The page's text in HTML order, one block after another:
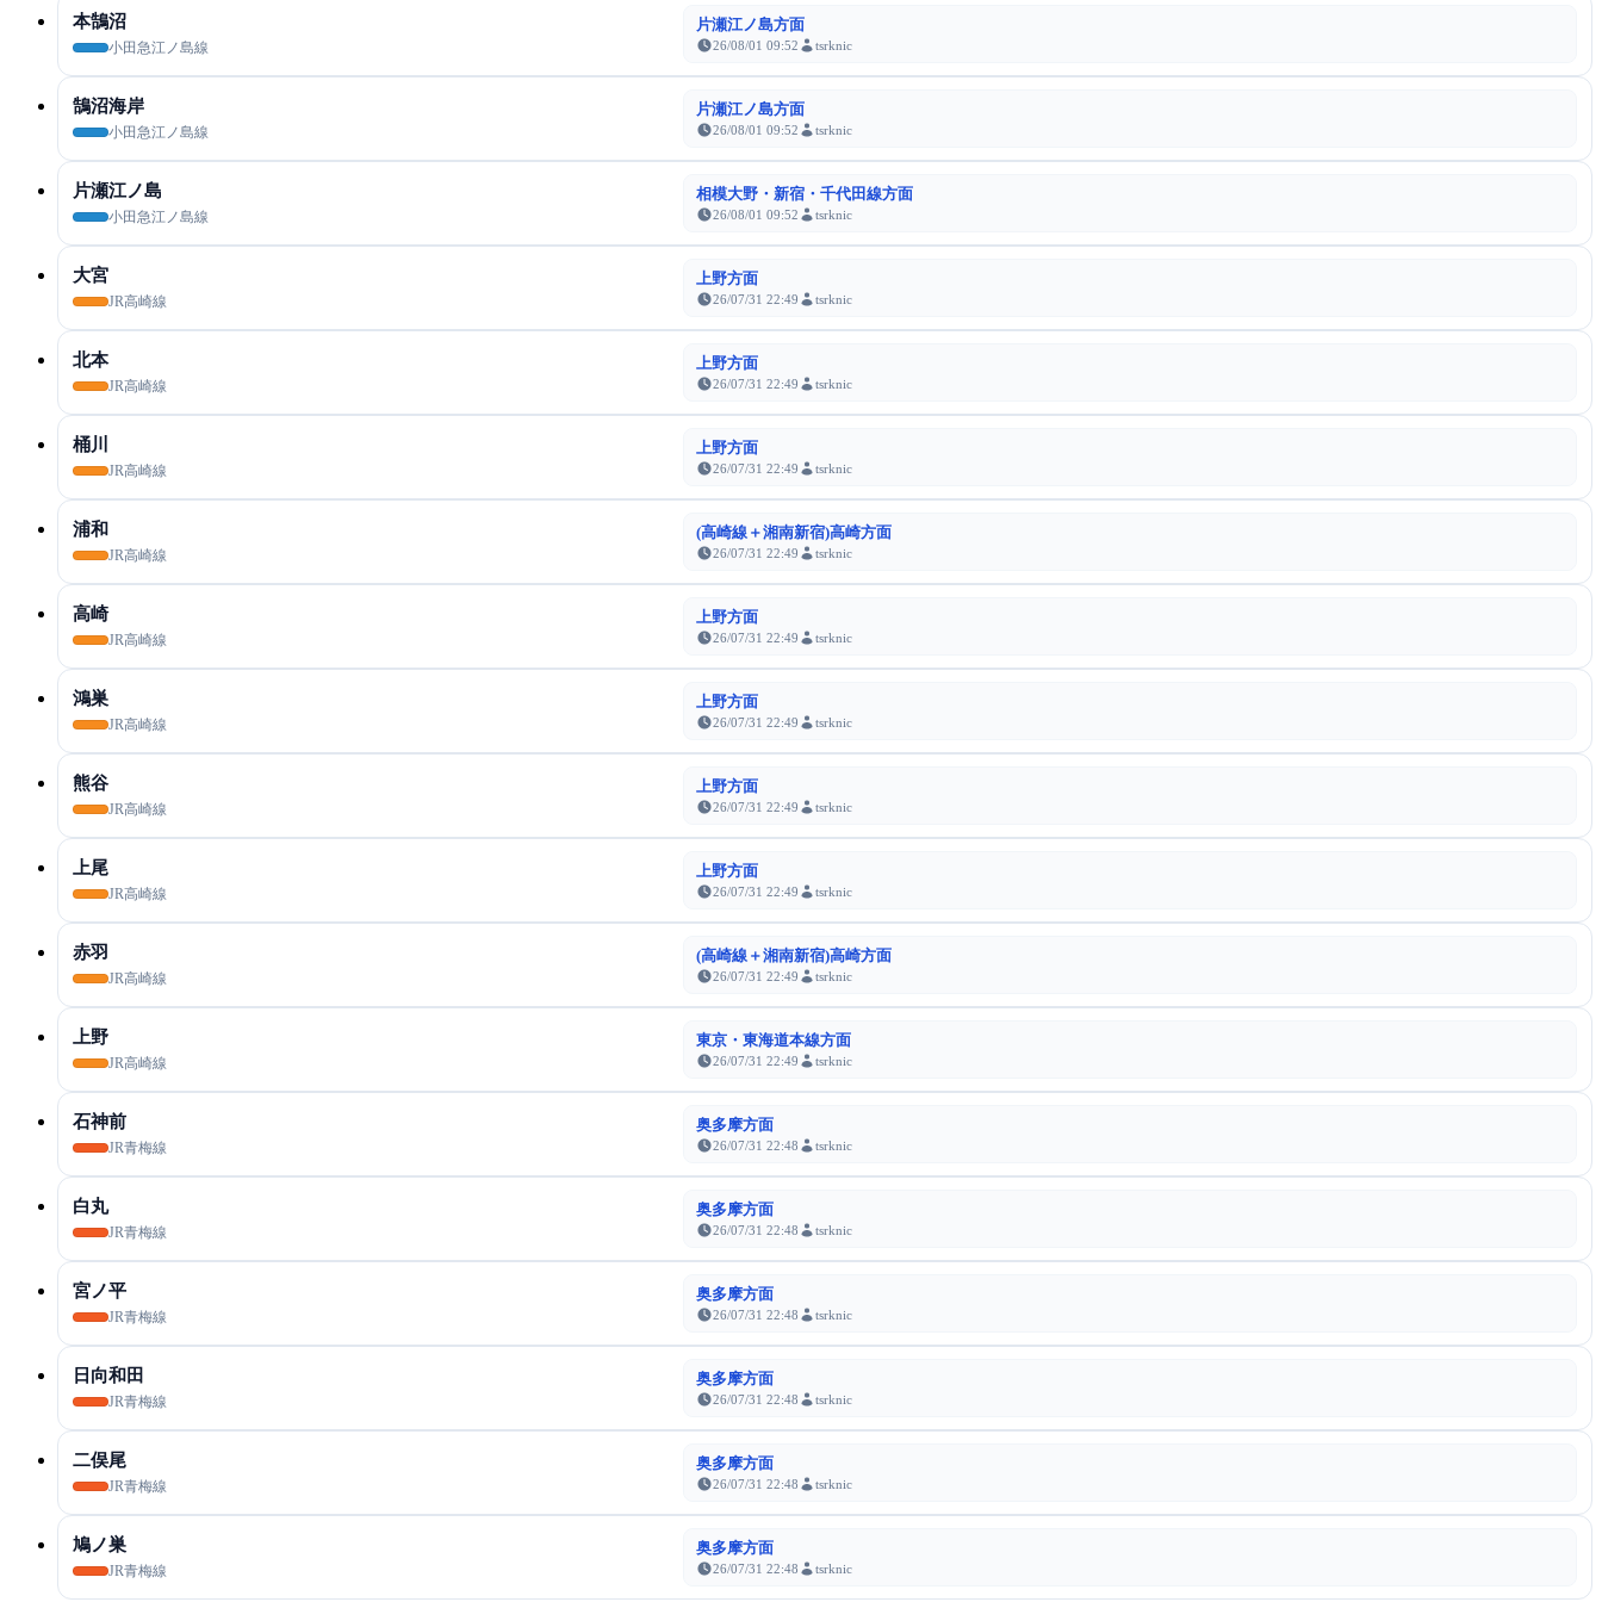
本鵠沼
小田急江ノ島線
片瀬江ノ島方面
26/08/01 09:52 tsrknic
鵠沼海岸
小田急江ノ島線
片瀬江ノ島方面
26/08/01 09:52 tsrknic
片瀬江ノ島
小田急江ノ島線
相模大野・新宿・千代田線方面
26/08/01 09:52 tsrknic
大宮
JR高崎線
上野方面
26/07/31 22:49 tsrknic
北本
JR高崎線
上野方面
26/07/31 22:49 tsrknic
桶川
JR高崎線
上野方面
26/07/31 22:49 tsrknic
浦和
JR高崎線
(高崎線＋湘南新宿)高崎方面
26/07/31 22:49 tsrknic
高崎
JR高崎線
上野方面
26/07/31 22:49 tsrknic
鴻巣
JR高崎線
上野方面
26/07/31 22:49 tsrknic
熊谷
JR高崎線
上野方面
26/07/31 22:49 tsrknic
上尾
JR高崎線
上野方面
26/07/31 22:49 tsrknic
赤羽
JR高崎線
(高崎線＋湘南新宿)高崎方面
26/07/31 22:49 tsrknic
上野
JR高崎線
東京・東海道本線方面
26/07/31 22:49 tsrknic
石神前
JR青梅線
奥多摩方面
26/07/31 22:48 tsrknic
白丸
JR青梅線
奥多摩方面
26/07/31 22:48 tsrknic
宮ノ平
JR青梅線
奥多摩方面
26/07/31 22:48 tsrknic
日向和田
JR青梅線
奥多摩方面
26/07/31 22:48 tsrknic
二俣尾
JR青梅線
奥多摩方面
26/07/31 22:48 tsrknic
鳩ノ巣
JR青梅線
奥多摩方面
26/07/31 22:48 tsrknic